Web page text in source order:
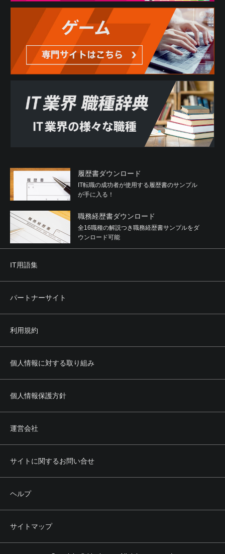
しないことを表明し、また、将来にわたってもこれらに該
当しないことを確約するものとします。
(1) 反社会的勢力が経営を支配していると認められる関係を
有すること
(2) 反社会的勢力が経営に実質的に関与していると認められ
る関係を有すること
(3) 自己もしくは第三者の不正の利益を図る目的または第三
者に損害を加える目的をもってするなど、不当に反社会的
勢力を利用していると認められる関係を有すること
(4) 反社会的勢力に対して資金等を提供し、または便宜を供
与するなどの関与をしていると認められる関係を有するこ
(5) 役員または経営に実質的に関与している者が反社会的勢
力と社会的に非難されるべき関係を有すること
該当する行為を行わないことを確約するものとします。
(1) 暴力的な要求行為
(2) 法的な責任を超えた不当な要求行為
(3) 取引に関して、脅迫的な言動をし、または暴力を用いる
(4) 風説を流布し、偽計を用いまたは威力を用いて当社、他
の利用者、その他第三者の信用を毀損し、または当社、他
の利用者、その他第三者の業務を妨害する行為
(5) その他前各号に準ずる行為
第4条 禁止事項
利用者は、本サービスの利用にあたり、次のいずれの行為
せん。
(3) 法令もしくは公序良俗に反し、またはそのおそれのある
シー権、肖像権その他の権利を侵害する行為
これを誹謗中傷する行為
(6) 本サービスの正常かつ円滑な運営を妨げる行為
その他当社が不適切と認める行為
1. 本サービスによって提供される文章、画像その他あらゆ
る情報の著作権その他の知的財産権は、当社その他の正当
な権利者に帰属します。
2. 利用者は、前項の権利者からの事前の承認なく、前項の
ず、複製、転載、改変その他の二次利用を行うことはでき
第6条 会員
1. 本サービスのうち会員向けサービス（以下、本会員サー
履歴書ダウンロード
IT転職の成功者が使用する履歴書のサンプル
が手に入る！
職務経歴書ダウンロード
全16職種の解説つき職務経歴書サンプルをダ
ウンロード可能
IT用語集
パートナーサイト
利用規約
個人情報に対する取り組み
個人情報保護方針
運営会社
サイトに関するお問い合せ
ヘルプ
サイトマップ